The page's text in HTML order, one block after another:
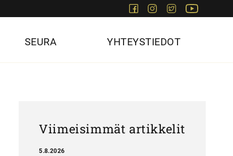
FacebookInstagram
Twitter
SEURA YHTEYSTIEDOT
Viimeisimmät artikkelit
5.8.2026